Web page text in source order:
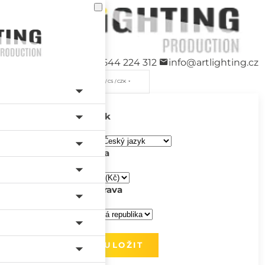
+420 544 224 312 info@artlighting.cz
/ CS / CZK
Jazyk
Měna
Doprava